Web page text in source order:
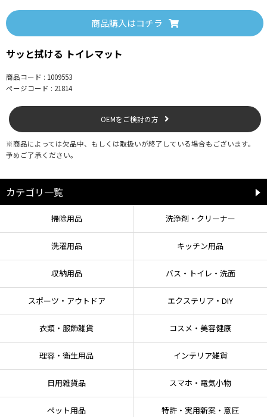
さい。
●開封時などに素材の臭いを感じる場合があります。 気になる場合は風通しの
良い場所で陰干ししてください。
で十分注意してください。
●本品は厚みが0.5cmあるため段差があります。 つまづきに注意してくださ
い。
●油や熱湯をかけたり、熱いものを本品の上に置いたりしないでください。 素
材の性質上、軟化、変形、溶化することがあります。
さい。
●本品の上で椅子を使用したり、重いものや鋭いものを乗せたりしないでくだ
さい。 表面等の破損の原因となります。
使用してください。
●変形・変色の可能性がありますので、火のそばや高温になる場所、直射日光
の当たる場所では使用しないでください。
●本来の用途以外には使用しないでください。
●廃棄時は各自治体の定める方法に従って処理してください。
【お手入れ方法】
●本品は洗えません。 汚れた場合は、水またはぬるま湯で少量の中性洗剤を使
●タワシまたは磨き粉で磨くとキズがつくことがあります。
商品購入はコチラ
サッと拭ける トイレマット
商品コード : 1009553
ページコード : 21814
OEMをご検討の方
※商品によっては欠品中、もしくは取扱いが終了している場合もございます。
予めご了承ください。
カテゴリ一覧
掃除用品 洗浄剤・クリーナー
洗濯用品 キッチン用品
収納用品 バス・トイレ・洗面
スポーツ・アウトドア エクステリア・DIY
衣類・服飾雑貨 コスメ・美容健康
理容・衛生用品 インテリア雑貨
日用雑貨品 スマホ・電気小物
ペット用品 特許・実用新案・意匠